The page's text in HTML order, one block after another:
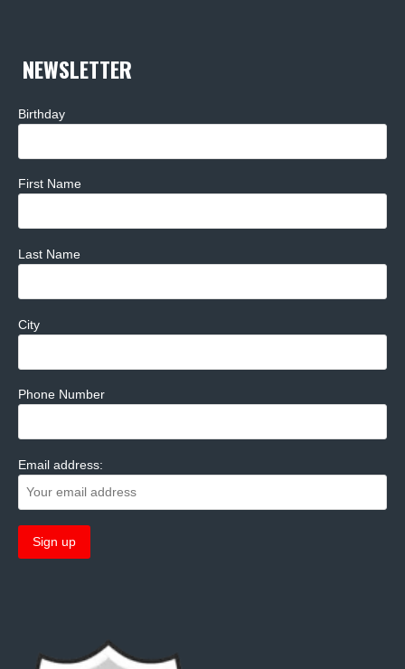
NEWSLETTER
Birthday
First Name
Last Name
City
Phone Number
Email address: